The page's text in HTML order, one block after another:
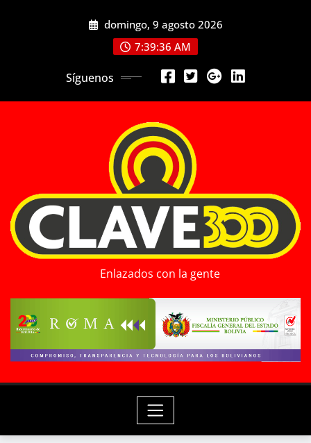
domingo, 9 agosto 2026
7:39:38 AM
Síguenos
Enlazados con la gente